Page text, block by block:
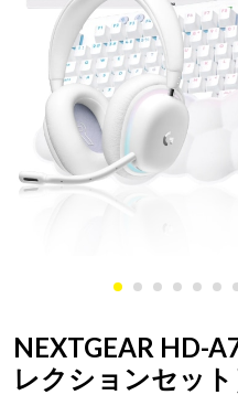
NEXTGEAR HD-
レクションセット